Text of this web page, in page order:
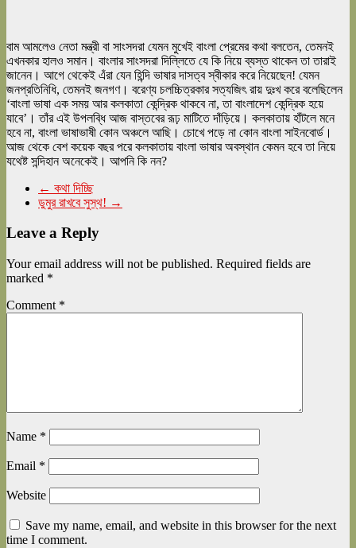
বাম আমলেও নেতা মন্ত্রী বা সাংসদরা যেমন মুখেই বাংলা প্রেমের কথা বলতেন, তেমনই
এখনকার হালও সমান। বাংলার সাংসদরা দিল্লিতে যে কি নিয়ে ব্যস্ত থাকেন তা তারাই
জানেন। আগে থেকেই এঁরা যেন হিন্দি ভাষার দাসত্ব স্বীকার করে নিয়েছেন! যেমন
জনপ্রতিনিধি, তেমনই জনগণ। বরেণ্য চলচ্চিত্রকার সত্যজিৎ রায় দুঃখ করে বলেছিলেন
‘বাংলা ভাষা এক সময় আর কলকাতা কেন্দ্রিক থাকবে না, তা বাংলাদেশ কেন্দ্রিক হয়ে
যাবে’। তাঁর এই উপলব্ধি আজ বাস্তবের রূঢ় মাটিতে দাঁড়িয়ে। কলকাতায় হাঁটলে মনে
হবে না, বাংলা ভাষাভাষী কোন অঞ্চলে আছি। চোখে পড়ে না কোনবাংলা সাইনবোর্ড।
আজ থেকে বেশ কয়েক বছর পরে কলকাতায় বাংলা ভাষার অবস্থান কেমন হবে তা নিয়ে
যথেষ্ট সন্দিহান অনেকেই। আপনি কি নন?
← কথা দিচ্ছি
ডুমুর রাখবে সুস্থ! →
Leave a Reply
Your email address will not be published. Required fields are
marked *
Comment *
Name *
Email *
Website
Save my name, email, and website in this browser for the next
time I comment.